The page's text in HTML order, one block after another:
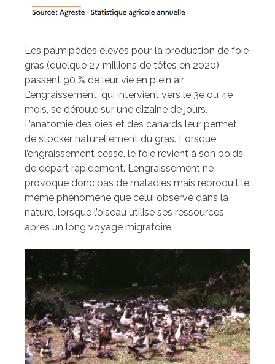
Les palmipèdes élevés pour la production de foie
gras (quelque 27 millions de têtes en 2020)
passent 90 % de leur vie en plein air.
L’engraissement, qui intervient vers le 3e ou 4e
mois, se déroule sur une dizaine de jours.
L’anatomie des oies et des canards leur permet
de stocker naturellement du gras. Lorsque
l’engraissement cesse, le foie revient à son poids
de départ rapidement. L’engraissement ne
provoque donc pas de maladies mais reproduit le
même phénomène que celui observé dans la
nature, lorsque l’oiseau utilise ses ressources
après un long voyage migratoire.